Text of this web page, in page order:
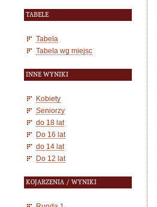
TABELE
Tabela
Tabela wg miejsc
INNE WYNIKI
Kobiety
Seniorzy
do 18 lat
Do 16 lat
do 14 lat
Do 12 lat
KOJARZENIA / WYNIKI